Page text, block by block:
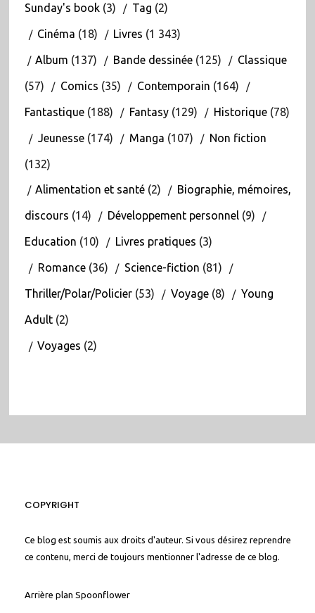
Sunday's book(3) Tag (2)
Cinéma (18) Livres (1 343)
Album (137) Bande dessinée(125) Classique
(57) Comics (35) Contemporain (164)
Fantastique(188) Fantasy(129) Historique(78)
Jeunesse(174) Manga (107) Non fiction
(132)
Alimentation et santé(2) Biographie, mémoires,
discours (14) Développement personnel (9)
Education (10) Livres pratiques (3)
Romance(36) Science-fiction (81)
Thriller/Polar/Policier(53) Voyage(8) Young
Adult(2)
Voyages (2)
COPYRIGHT
Ce blog est soumis aux droits d'auteur. Si vous désirez reprendre
ce contenu, merci de toujours mentionner l'adresse de ce blog.
Arrière plan Spoonflower